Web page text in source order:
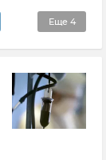
Еще 4